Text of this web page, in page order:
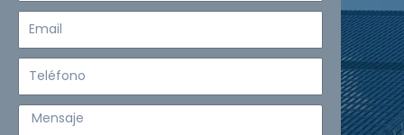
Mensaje